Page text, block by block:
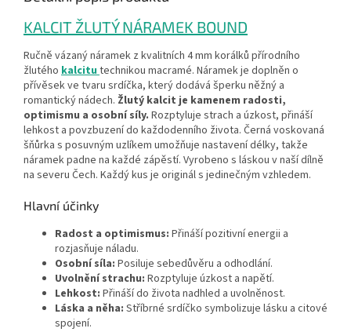
KALCIT ŽLUTÝ NÁRAMEK BOUND
Ručně vázaný náramek z kvalitních 4 mm korálků přírodního
žlutého kalcitu technikou macramé. Náramek je doplněn o
přívěsek ve tvaru srdíčka, který dodává šperku něžný a
romantický nádech. Žlutý kalcit je kamenem radosti,
optimismu a osobní síly. Rozptyluje strach a úzkost, přináší
lehkost a povzbuzení do každodenního života. Černá voskovaná
šňůrka s posuvným uzlíkem umožňuje nastavení délky, takže
náramek padne na každé zápěstí. Vyrobeno s láskou v naší dílně
na severu Čech. Každý kus je originál s jedinečným vzhledem.
Hlavní účinky
Radost a optimismus: Přináší pozitivní energii a
rozjasňuje náladu.
Osobní síla: Posiluje sebedůvěru a odhodlání.
Uvolnění strachu: Rozptyluje úzkost a napětí.
Lehkost: Přináší do života nadhled a uvolněnost.
Láska a něha: Stříbrné srdíčko symbolizuje lásku a citové
spojení.